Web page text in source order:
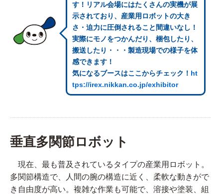
す！リアル会場にはたくさんの実機が展
示されており、産業用ロボットの大き
さ・迫力に圧倒されること間違いなし！
実際にモノをつかんだり、梱包したり、
搬送したり・・・製造現場での様子を体
感できます！
気になるブースはここからチェック！ ht
tps://irex.nikkan.co.jp/exhibitor
垂直多関節ロボット
現在、最も普及されているタイプの産業用ロボット。
多関節構造で、人間の腕の構造に近く、柔軟な動きがで
き自由度が高い。複雑な作業も可能で、溶接や塗装、組